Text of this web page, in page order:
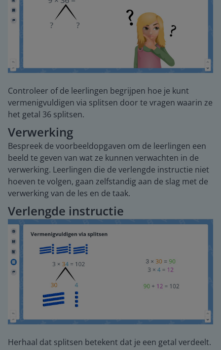
Controleer of de leerlingen begrijpen hoe je kunt
vermenigvuldigen via splitsen door te vragen waarin ze
het getal 36 splitsen.
Verwerking
Bespreek de voorbeeldopgaven om de leerlingen een
beeld te geven van wat ze kunnen verwachten in de
verwerking. Leerlingen die de verlengde instructie niet
hoeven te volgen, gaan zelfstandig aan de slag met de
verwerking van de les en de taak.
Verlengde instructie
Herhaal dat splitsen betekent dat je een getal verdeelt.